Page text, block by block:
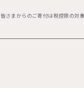
皆さまからのご寄付は税控除の対